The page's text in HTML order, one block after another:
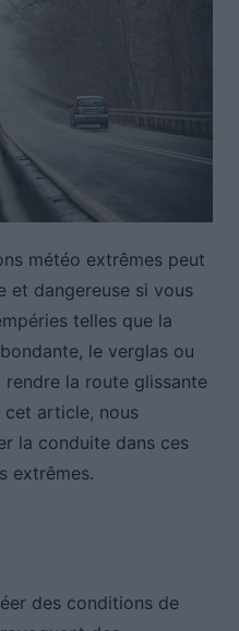
météo extrêmes peut
et dangereuse si vous
telles que la
le verglas ou
la route glissante
cet article, nous
la conduite dans ces
extrêmes.
des conditions de